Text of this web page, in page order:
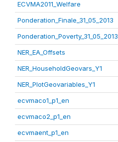
ECVMA2011_Welfare
Ponderation_Finale_31_05_2013
Ponderation_Poverty_31_05_2013
NER_EA_Offsets
NER_HouseholdGeovars_Y1
NER_PlotGeovariables_Y1
ecvmaco1_p1_en
ecvmaco2_p1_en
ecvmaent_p1_en